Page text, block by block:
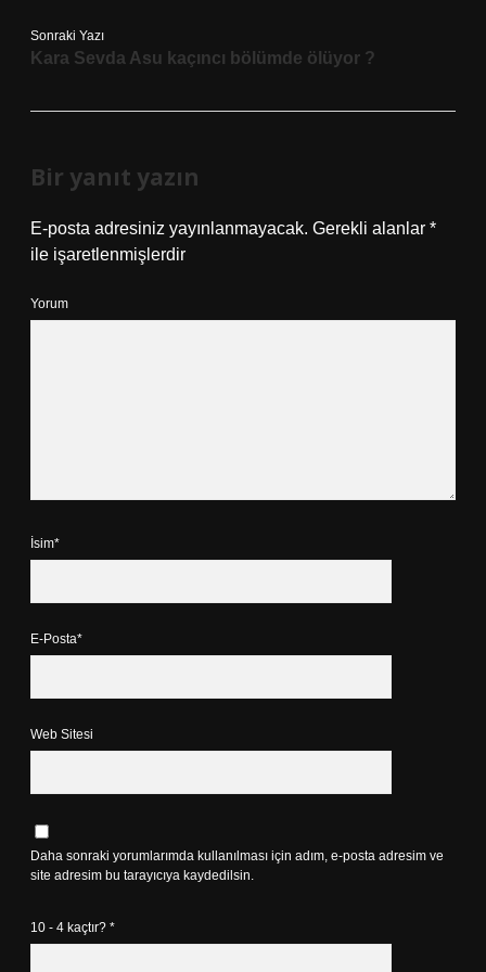
Sonraki Yazı
Kara Sevda Asu kaçıncı bölümde ölüyor ?
Bir yanıt yazın
E-posta adresiniz yayınlanmayacak. Gerekli alanlar *
ile işaretlenmişlerdir
Yorum
İsim*
E-Posta*
Web Sitesi
Daha sonraki yorumlarımda kullanılması için adım, e-posta adresim ve
site adresim bu tarayıcıya kaydedilsin.
10 - 4 kaçtır? *